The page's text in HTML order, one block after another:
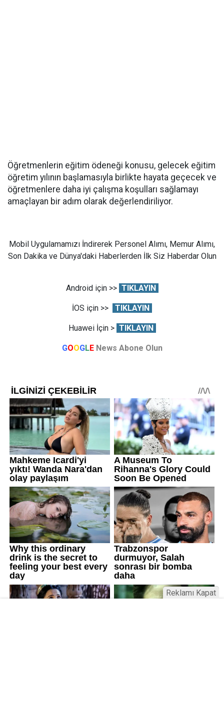
Öğretmenlerin eğitim ödeneği konusu, gelecek eğitim
öğretim yılının başlamasıyla birlikte hayata geçecek ve
öğretmenlere daha iyi çalışma koşulları sağlamayı
amaçlayan bir adım olarak değerlendiriliyor.
Mobil Uygulamamızı İndirerek Personel Alımı, Memur Alımı,
Son Dakika ve Dünya'daki Haberlerden İlk Siz Haberdar Olun
Android için >> TIKLAYIN
İOS için >> TIKLAYIN
Huawei İçin > TIKLAYIN
GOOGLE News Abone Olun
Reklamı Kapat